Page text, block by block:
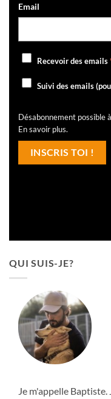
Email
Recevoir des emails
Suivi des emails
Désabonnement possible
En savoir plus.
QUI SUIS-JE?
Je m'appelle Baptiste.